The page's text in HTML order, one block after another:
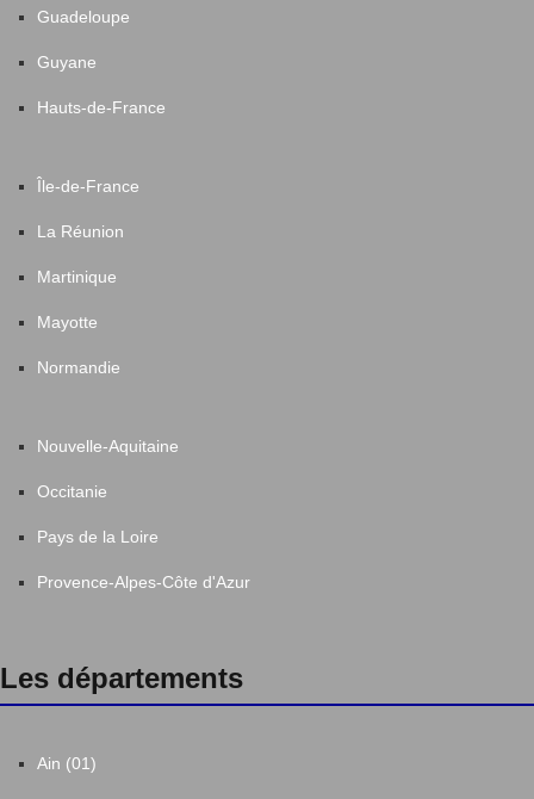
Guadeloupe
Guyane
Hauts-de-France
Île-de-France
La Réunion
Martinique
Mayotte
Normandie
Nouvelle-Aquitaine
Occitanie
Pays de la Loire
Provence-Alpes-Côte d'Azur
Les départements
Ain (01)